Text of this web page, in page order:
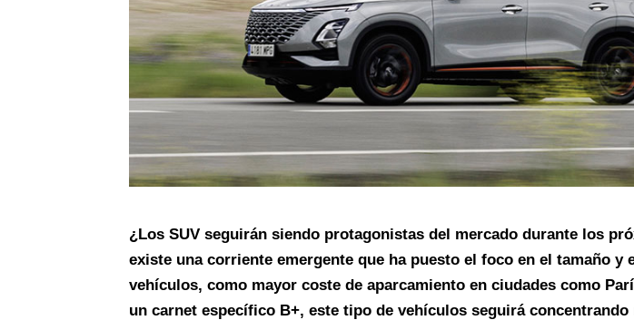
¿Los SUV seguirán siendo protagonistas del mercado durante los
existe una corriente emergente que ha puesto el foco en el tamaño y
vehículos, como mayor coste de aparcamiento en ciudades como
un carnet específico B+, este tipo de vehículos seguirá concentrando